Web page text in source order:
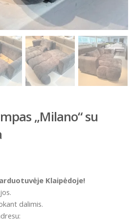
„Milano“ su
Klaipėdoje!
dalimis.